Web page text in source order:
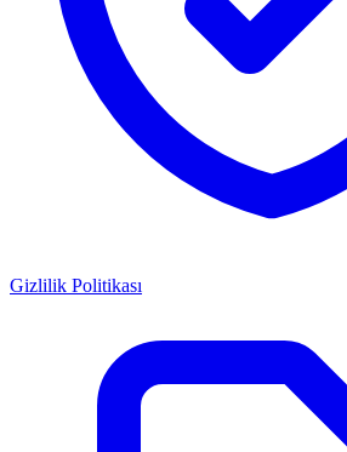
Gizlilik Politikası